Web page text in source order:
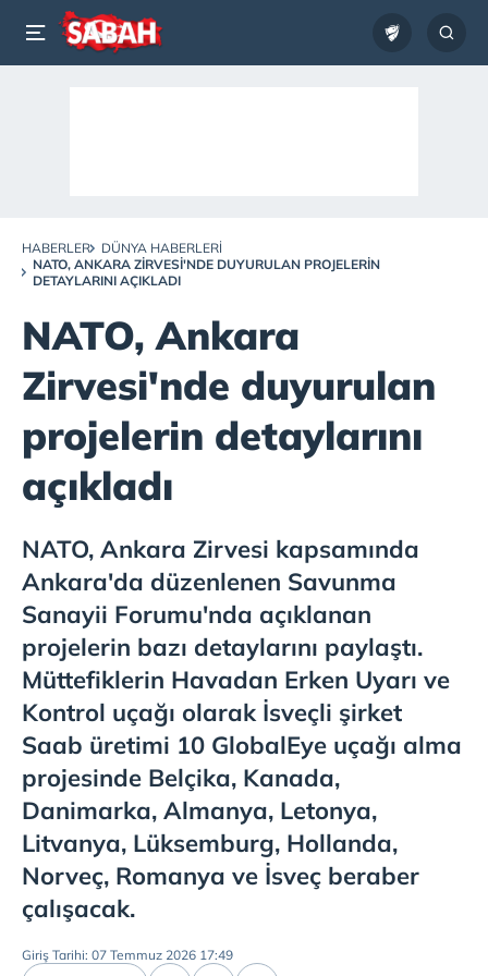
HABERLER
DÜNYA HABERLERI
NATO, ANKARA ZIRVESI'NDE DUYURULAN PROJELERIN
DETAYLARINI AÇIKLADI
NATO, Ankara
Zirvesi'nde duyurulan
projelerin detaylarını
açıkladı
NATO, Ankara Zirvesi kapsamında
Ankara'da düzenlenen Savunma
Sanayii Forumu'nda açıklanan
projelerin bazı detaylarını paylaştı.
Müttefiklerin Havadan Erken Uyarı ve
Kontrol uçağı olarak İsveçli şirket
Saab üretimi 10 GlobalEye uçağı alma
projesinde Belçika, Kanada,
Danimarka, Almanya, Letonya,
Litvanya, Lüksemburg, Hollanda,
Norveç, Romanya ve İsveç beraber
çalışacak.
Giriş Tarihi: 07 Temmuz 2026 17:49